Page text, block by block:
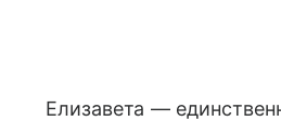
Елизавета —